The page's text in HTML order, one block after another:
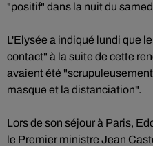
"positif" dans la nuit du
L'Elysée a indiqué lundi que
contact" à la suite de cette
avaient été
masque et la distanciation".
Lors de son séjour à Paris,
le Premier ministre Jean